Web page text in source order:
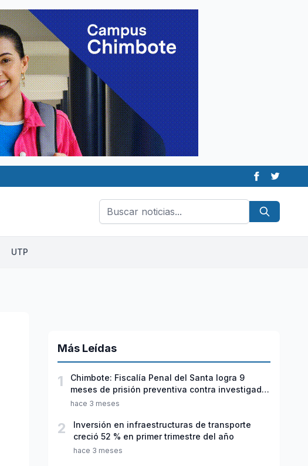
UTP
Más Leídas
1
Chimbote: Fiscalía Penal del Santa logra 9
meses de prisión preventiva contra investigado
por violación sexual y tentativa de feminicidio
hace 3 meses
2
Inversión en infraestructuras de transporte
creció 52 % en primer trimestre del año
hace 3 meses